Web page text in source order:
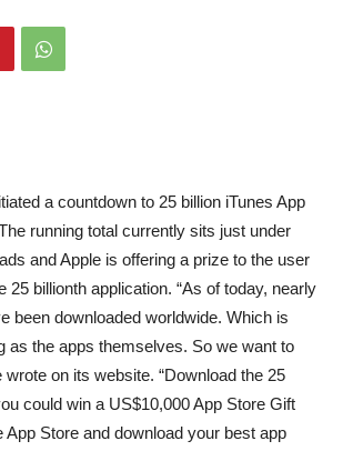
a countdown to 25 billion iTunes App
running total currently sits just under
and Apple is offering a prize to the user
25 billionth application. “As of today, nearly
been downloaded worldwide. Which is
as the apps themselves. So we want to
wrote on its website. “Download the 25
could win a US$10,000 App Store Gift
Store and download your best app